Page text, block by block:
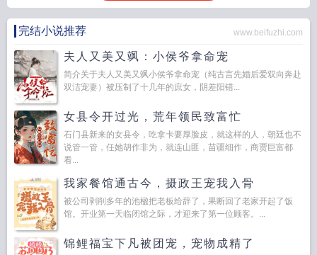
完结小说推荐 www.beifuzhi.com
夫人又美又飒：小侯爷拿命宠
简介关于夫人又美又飒小侯爷拿命宠（纯古言先婚后爱双向奔赴
双洁宠妻）被压制了十几年的庶女，阴差阳错...
女县令开过光，荒年领民致富忙
石门县新来的女县令，吃拿卡要厚脸皮，就这样的人，朝廷也不
说管一管，任她胡作非为，就连山匪，苗疆细作，商贾巨富都
看...
我家餐馆通古今，摄政王宠我入骨
被公司剥削多年的池楹把老板给辞了，果断回了老家开起了饭
馆。开业第一天临闭馆之际，才迎来了第一位顾客。...
锦鲤福宝下凡被团宠，宠物成精了